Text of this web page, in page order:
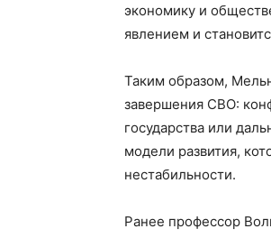
экономику и
явлением и
Таким образом,
завершения СВО:
государства или
модели развития,
нестабильности.
Ранее профессор